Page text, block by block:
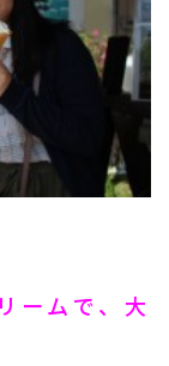
ームで、大